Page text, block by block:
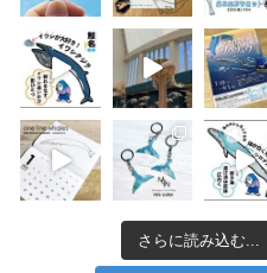
さらに読み込む...